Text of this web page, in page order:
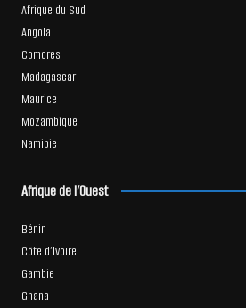
Afrique du Sud
Angola
Comores
Madagascar
Maurice
Mozambique
Namibie
Afrique de l’Ouest
Bénin
Côte d’Ivoire
Gambie
Ghana